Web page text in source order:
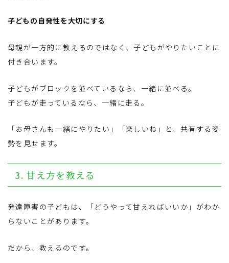
子どもの自発性を大切にする
母親が一方的に教えるのではなく、子どもがやりたいことに
付き合います。
子どもがブロックを並べているなら、一緒に並べる。
子どもが走っているなら、一緒に走る。
「お母さんも一緒にやりたい」「楽しいね」と、共有する姿
勢を見せます。
3. 甘え方を教える
発達障害の子どもは、「どうやって甘えればいいか」がわか
らないことがあります。
だから、教えるのです。